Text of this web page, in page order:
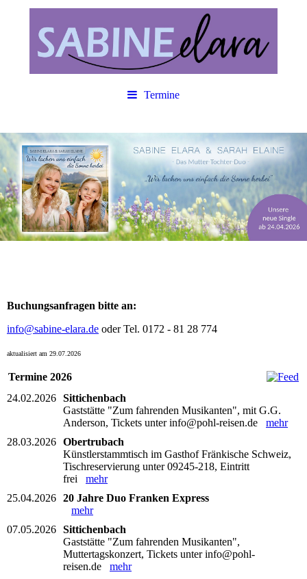
Termine
Buchungsanfragen bitte an:
info@sabine-elara.de oder Tel. 0172 - 81 28 774
aktualisiert am 29.07.2026
Termine 2026
24.02.2026 Sittichenbach
Gaststätte "Zum fahrenden Musikanten", mit G.G.
Anderson, Tickets unter info@pohl-reisen.de mehr
28.03.2026 Obertrubach
Künstlerstammtisch im Gasthof Fränkische Schweiz,
Tischreservierung unter 09245-218, Eintritt
frei mehr
25.04.2026 20 Jahre Duo Franken Express
mehr
07.05.2026 Sittichenbach
Gaststätte "Zum fahrenden Musikanten",
Muttertagskonzert, Tickets unter info@pohl-
reisen.de mehr